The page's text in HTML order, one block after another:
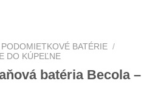
PODOMIETKOVÉ BATÉRIE /
DO KÚPEĽNE
batéria Becola –